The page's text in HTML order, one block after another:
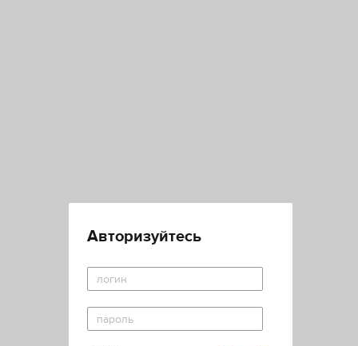
Авторизуйтесь